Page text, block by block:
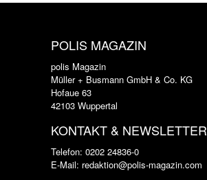
POLIS MAGAZIN
polis Magazin
Müller + Busmann GmbH & Co. KG
Hofaue 63
42103 Wuppertal
KONTAKT & NEWSLETTER
Telefon: 0202 24836-0
E-Mail: redaktion@polis-magazin.com